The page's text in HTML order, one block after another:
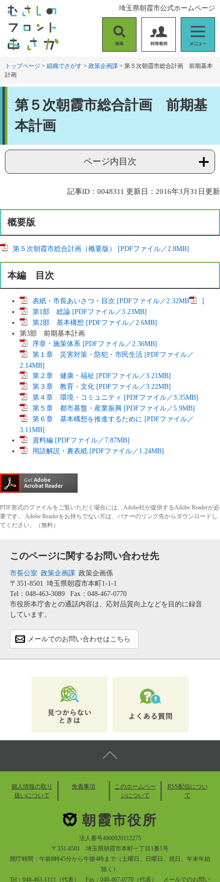
す
。
し
て
索
用
者
ニ
ュ
埼玉県朝霞市公式ホームページ
トップページ > 組織でさがす > 政策企画課 > 第５次朝霞市総合計画 前期基本
計画
第５次朝霞市総合計画 前期基
本計画
ページ内目次
記事ID：0048311 更新日：2016年3月31日更新
概要版
第５次朝霞市総合計画（概要版） [PDFファイル／2.8MB]
本編 目次
表紙・市長あいさつ・目次 [PDFファイル／2.32MB
]
第1部 総論 [PDFファイル／3.23MB]
第2部 基本構想 [PDFファイル／2.6MB]
第3部 前期基本計画
序章・施策体系 [PDFファイル／2.36MB]
第１章 災害対策・防犯・市民生活 [PDFファイル／
2.14MB]
第２章 健康・福祉 [PDFファイル／3.21MB]
第３章 教育・文化 [PDFファイル／3.22MB]
第４章 環境・コミュニティ [PDFファイル／3.35MB]
第５章 都市基盤・産業振興 [PDFファイル／5.9MB]
第６章 基本構想を推進するために [PDFファイル／
3.11MB]
資料編 [PDFファイル／7.87MB]
用語解説・裏表紙 [PDFファイル／1.24MB]
PDF形式のファイルをご覧いただく場合には、Adobe社が提供するAdobe Readerが必
要です。
Adobe Readerをお持ちでない方は、バナーのリンク先からダウンロードし
てください。（無料）
このページに関するお問い合わせ先
市長公室 政策企画課 政策企画係
〒351-8501 埼玉県朝霞市本町1-1-1
Tel：048-463-3089
Fax：048-467-0770
市役所本庁舎との通話内容は、応対品質向上などを目的に録音
しています。
メールでのお問い合わせはこちら
個人情報の取り
扱いについて
免責事項
このホームペー
ジについて
RSS配信につい
て
朝霞市役所
法人番号4000020112275
〒351-8501 埼玉県朝霞市本町一丁目1番1号
開庁時間：午前8時45分から午後4時まで（土曜日、日曜日、祝日、年末年始
除く）
Tel：048-463-1111（代表） Fax：048-467-0770（代表）
メールでのお問い